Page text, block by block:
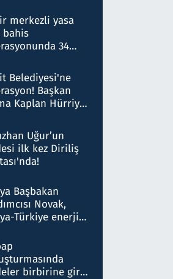
gözaltı kararı
merkezli yasa
bahis
34
liralık para
tespit edildi
Belediyesi'ne
Başkan
Kaplan Hürriyet
Uğur’un
ilk kez Diriliş
Başbakan
Novak,
Türkiye enerji
olduğunu
birbirine girdi: